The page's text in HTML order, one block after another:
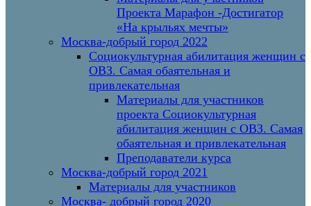
Проекта Марафон -Достигатор
«На крыльях мечты»
Москва-добрый город 2022
Социокультурная абилитация женщин с
ОВЗ. Самая обаятельная и
привлекательная
Материалы для участников
проекта Социокультурная
абилитация женщин с ОВЗ. Самая
обаятельная и привлекательная
Преподаватели курса
Москва-добрый город 2021
Материалы для участников
Москва- добрый город 2020